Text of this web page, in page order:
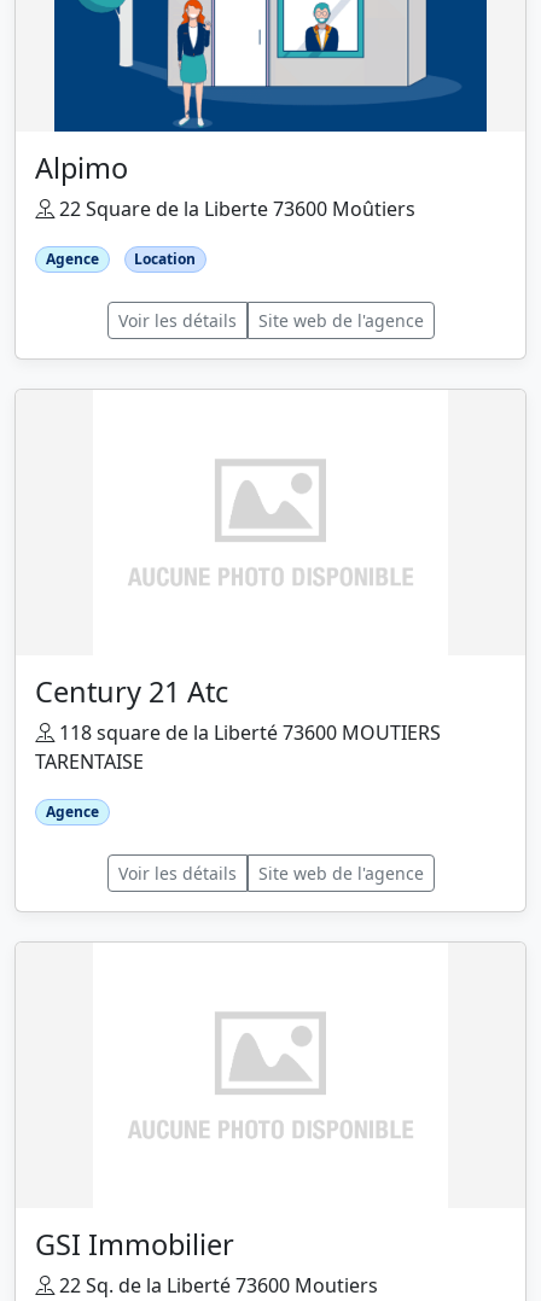
Alpimo
22 Square de la Liberte 73600 Moûtiers
Agence Location
Voir les détails Site web de l'agence
Century 21 Atc
118 square de la Liberté 73600 MOUTIERS
TARENTAISE
Agence
Voir les détails Site web de l'agence
GSI Immobilier
22 Sq. de la Liberté 73600 Moutiers